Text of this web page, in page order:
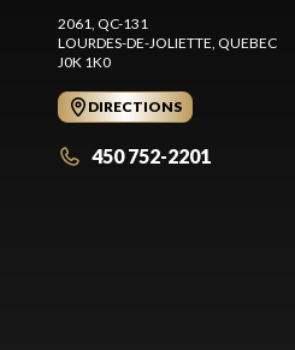
2061, QC-131
LOURDES-DE-JOLIETTE, QUEBEC
J0K 1K0
DIRECTIONS
450 752-2201